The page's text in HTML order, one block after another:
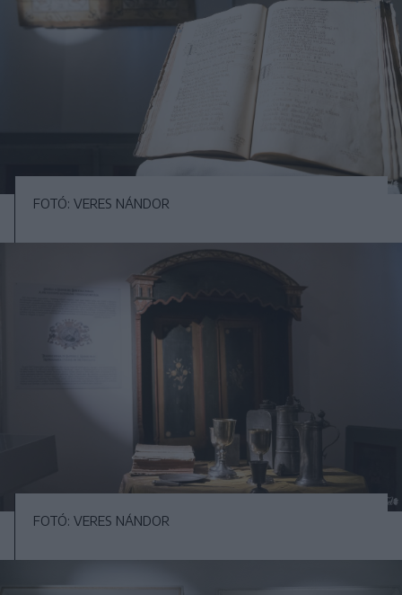
FOTÓ: VERES NÁNDOR
FOTÓ: VERES NÁNDOR